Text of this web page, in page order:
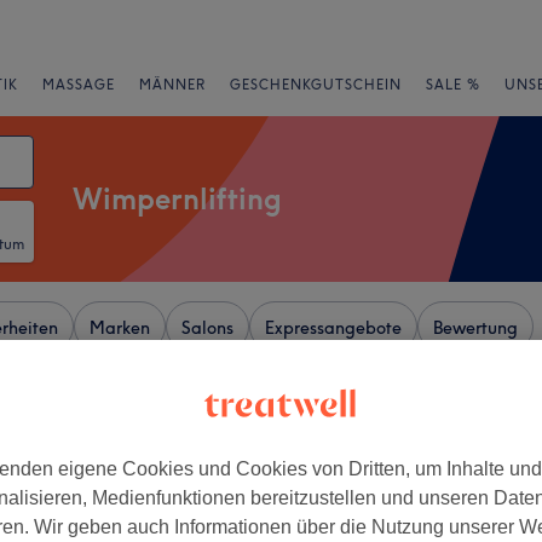
MASSAGE MÄNNER GESCHENKGUTSCHEIN SALE %
Wimpernlifting
Marken Salons Expressangebote Bewertung
Heusteigviertel, Stuttgart
- Stuttgart
176 Bewertungen
+
−
eigene Cookies und Cookies von Dritten, um Inhalte
Medienfunktionen bereitzustellen und unseren
Wir geben auch Informationen über die Nutzung unserer